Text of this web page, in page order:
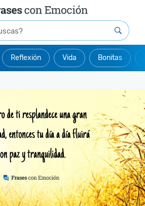
Reflexión Vida Bonitas